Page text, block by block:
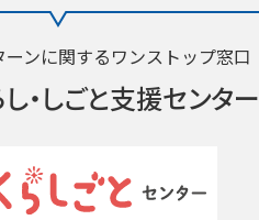
ンに関するワンストップ窓口
・しごと支援センター